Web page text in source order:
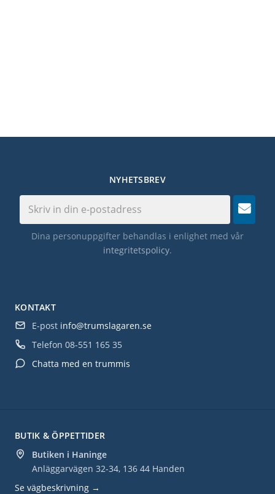
BUTIK & ÖPPETTIDER
Butiken i Haninge
Anläggarvägen 32-34, 136 44 Handen
Se vägbeskrivning →
KONTAKT
E-post info@trumslagaren.se
Telefon 08-551 165 35
Chatta med en trummis
NYHETSBREV
Dina personuppgifter behandlas i enlighet med vår
integritetspolicy.